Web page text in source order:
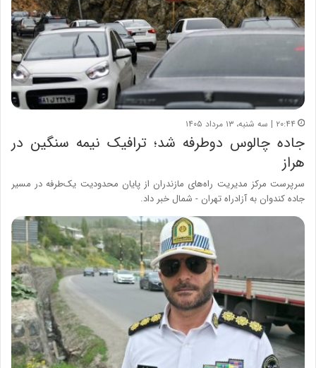
۲۰:۴۴ | سه شنبه، ۱۳ مرداد ۱۴۰۵
جاده چالوس دوطرفه شد؛ ترافیک نیمه سنگین در
هراز
سرپرست مرکز مدیریت راه‌های مازندران از پایان محدودیت یک‌طرفه در مسیر
جاده کندوان به آزادراه تهران - شمال خبر داد.